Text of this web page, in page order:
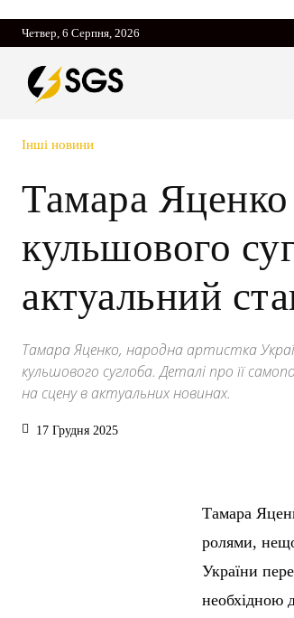
Четвер, 6 Серпня, 2026
Інші новини
Тамара Яценко
кульшового
актуальний
Тамара Яценко, народна артистка
кульшового суглоба. Деталі про її
на сцену в актуальних новинах.
17 Грудня 2025
Тамара
ролями,
України
необхідною